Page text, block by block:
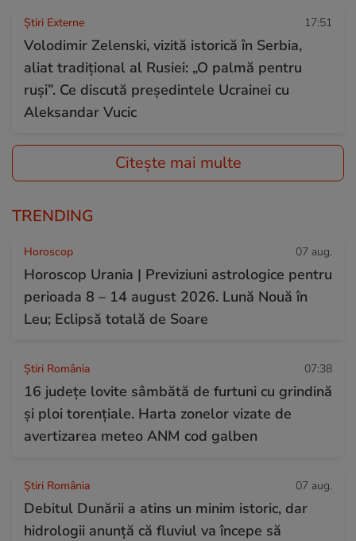
Știri Externe 17:51
Volodimir Zelenski, vizită istorică în Serbia,
aliat tradițional al Rusiei: „O palmă pentru
ruși”. Ce discută președintele Ucrainei cu
Aleksandar Vucic
Citește mai multe
TRENDING
Horoscop 07 aug.
Horoscop Urania | Previziuni astrologice pentru
perioada 8 – 14 august 2026. Lună Nouă în
Leu; Eclipsă totală de Soare
Știri România 07:38
16 județe lovite sâmbătă de furtuni cu grindină
și ploi torențiale. Harta zonelor vizate de
avertizarea meteo ANM cod galben
Știri România 07 aug.
Debitul Dunării a atins un minim istoric, dar
hidrologii anunță că fluviul va începe să